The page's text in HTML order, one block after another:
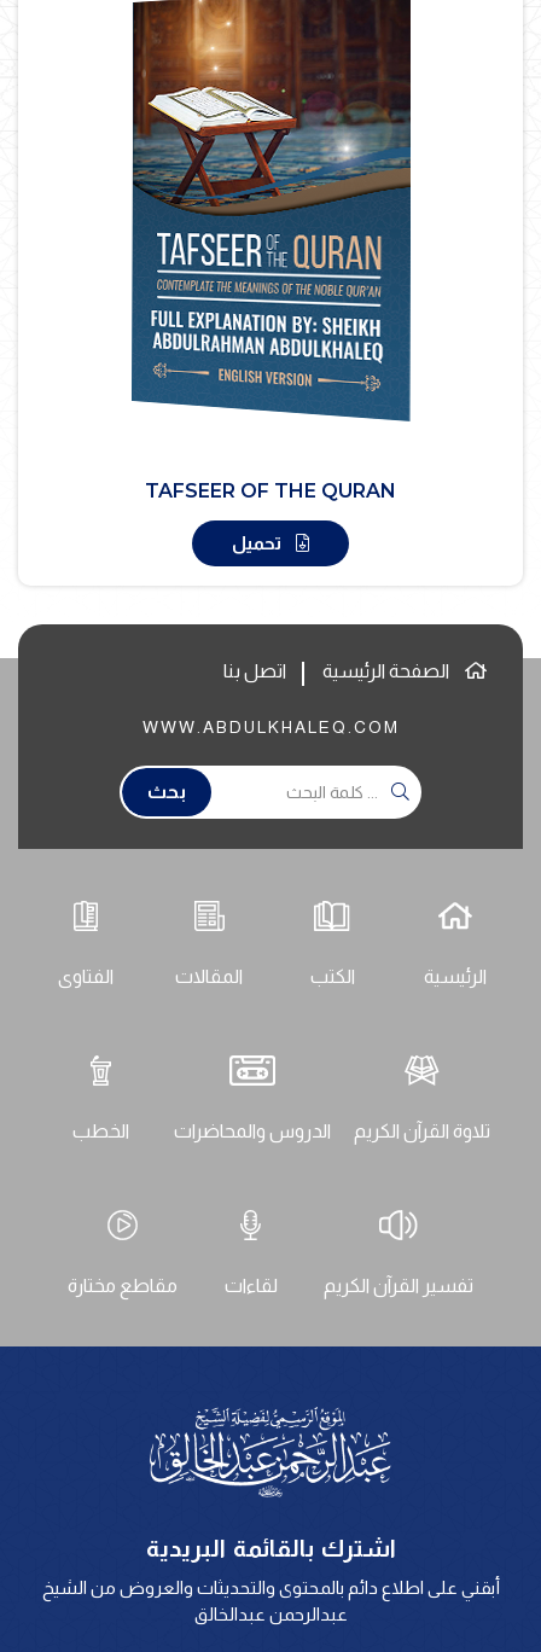
TAFSEER OF THE QURAN
تحميل
الصفحة الرئيسية اتصل بنا
WWW.ABDULKHALEQ.COM
بحث
الرئيسية الكتب المقالات الفتاوى
تلاوة القرآن الكريم الدروس والمحاضرات الخطب
تفسير القرآن الكريم لقاءات مقاطع مختارة
اشترك بالقائمة البريدية
أبقني على اطلاع دائم بالمحتوى والتحديثات والعروض من الشيخ
عبدالرحمن عبدالخالق